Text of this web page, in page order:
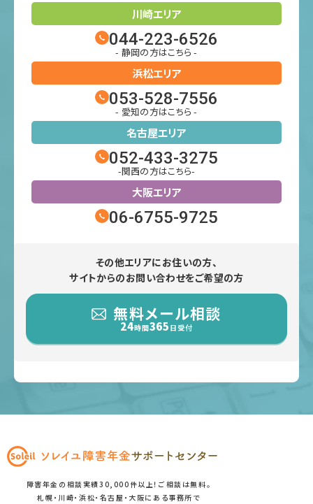
川崎エリア
044-223-6526
- 静岡の方はこちら -
浜松エリア
053-528-7556
- 愛知の方はこちら -
名古屋エリア
052-433-3275
-関西の方はこちら-
大阪エリア
06-6755-9725
その他エリアにお住いの方、
サイトからのお問い合わせをご希望の方
無料メール相談
24時間365 日受付
障害年金の相談実績30,000件以上！ご相談は無料。
札幌・川崎・浜松・名古屋・大阪にある事務所で